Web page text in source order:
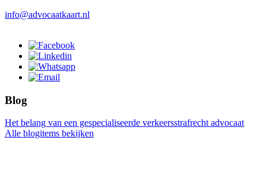
info@advocaatkaart.nl
Blog
Het belang van een gespecialiseerde verkeersstrafrecht advocaat
Alle blogitems bekijken